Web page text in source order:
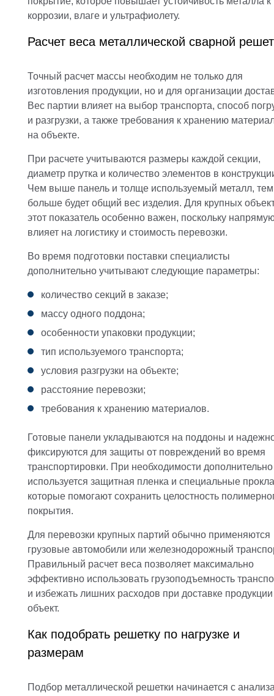
коррозии, влаге и ультрафиолету.
Расчет веса металлической сварной
Точный расчет массы необходим не только для
изготовления продукции, но и для организации
Вес партии влияет на выбор транспорта, способ
и разгрузки, а также требования к хранению
на объекте.
При расчете учитываются размеры каждой секции,
диаметр прутка и количество элементов в
Чем выше панель и толще используемый металл, тем
больше будет общий вес изделия. Для крупных
этот показатель особенно важен, поскольку
влияет на логистику и стоимость перевозки.
Во время подготовки поставки специалисты
дополнительно учитывают следующие параметры:
количество секций в заказе;
массу одного поддона;
особенности упаковки продукции;
тип используемого транспорта;
условия разгрузки на объекте;
расстояние перевозки;
требования к хранению материалов.
Готовые панели укладываются на поддоны и
фиксируются для защиты от повреждений во время
транспортировки. При необходимости дополнительно
используется защитная пленка и специальные
которые помогают сохранить целостность
покрытия.
Для перевозки крупных партий обычно применяются
грузовые автомобили или железнодорожный
Правильный расчет веса позволяет максимально
эффективно использовать грузоподъемность
и избежать лишних расходов при доставке
объект.
Как подобрать решетку по нагрузке и
размерам
Подбор металлической решетки начинается с